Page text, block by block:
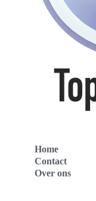
Home
Contact
Over ons